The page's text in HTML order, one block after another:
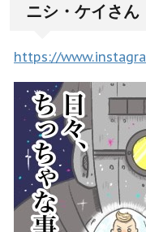
ニシ・ケイさん
https://